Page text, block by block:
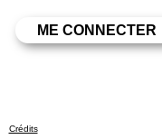
Crédits